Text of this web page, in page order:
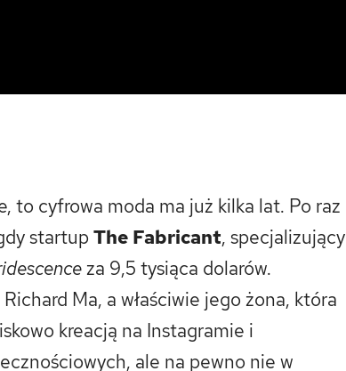
to cyfrowa moda ma już kilka lat. Po raz
startup The Fabricant, specjalizujący
za 9,5 tysiąca dolarów.
Ma, a właściwie jego żona, która
kreacją na Instagramie i
ale na pewno nie w